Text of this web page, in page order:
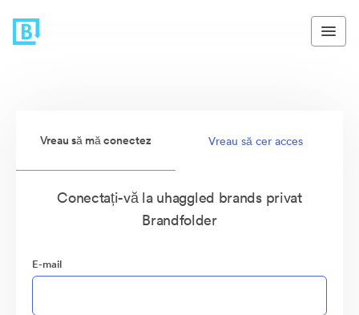
Vreau să mă conectez Vreau să cer acces
Conectați-vă la uhaggled brands privat
Brandfolder
E-mail